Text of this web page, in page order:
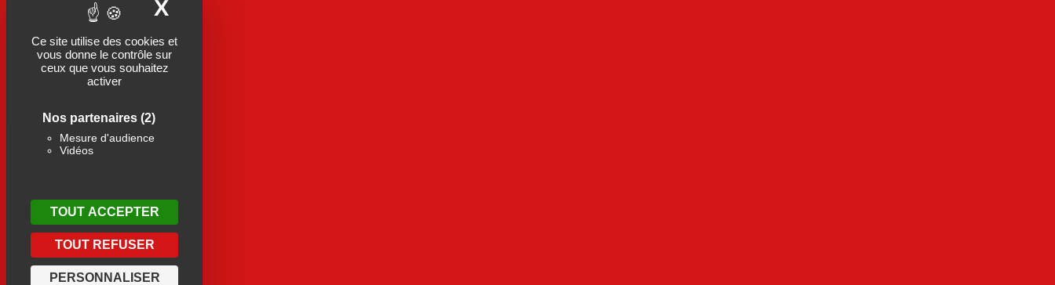
Ce site utilise des cookies et
vous donne le contrôle sur
ceux que vous souhaitez
activer
Nos partenaires (2)
Mesure d'audience
Vidéos
TOUT ACCEPTER
TOUT REFUSER
PERSONNALISER
X